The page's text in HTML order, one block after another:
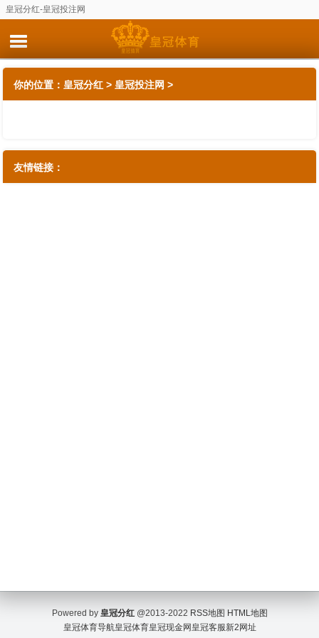
皇冠分红-皇冠投注网
你的位置： 皇冠分红 > 皇冠投注网 >
友情链接：
Powered by 皇冠分红@2013-2022 RSS地图 HTML地图
皇冠体育导航皇冠体育皇冠现金网 皇冠客服新2网址